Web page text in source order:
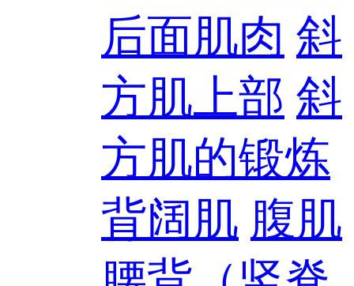
后面肌肉 斜
方肌上部 斜
方肌的锻炼
背阔肌 腹肌